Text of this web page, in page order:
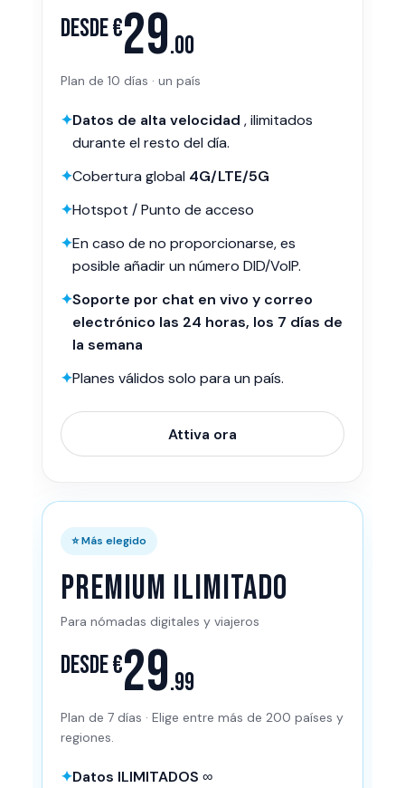
Desde €29.00
Plan de 10 días · un país
✦Datos de alta velocidad , ilimitados
durante el resto del día.
✦Cobertura global 4G/LTE/5G
✦Hotspot / Punto de acceso
✦En caso de no proporcionarse, es
posible añadir un número DID/VoIP.
✦Soporte por chat en vivo y correo
electrónico las 24 horas, los 7 días de
la semana
✦Planes válidos solo para un país.
Attiva ora
⭐ Más elegido
PREMIUM ILIMITADO
Para nómadas digitales y viajeros
Desde €29.99
Plan de 7 días · Elige entre más de 200 países y
regiones.
✦Datos ILIMITADOS ∞